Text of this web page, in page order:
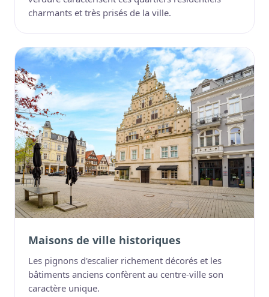
charmants et très prisés de la ville.
Maisons de ville historiques
Les pignons d'escalier richement décorés et les
bâtiments anciens confèrent au centre-ville son
caractère unique.